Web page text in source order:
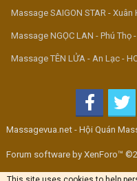
Massage SAIGON STAR - Xuân
Massage NGỌC LAN - Phú Thọ
Massage TÊN LỬA - An Lạc -
Massagevua.net - Hội Quán
Forum software by XenForo™